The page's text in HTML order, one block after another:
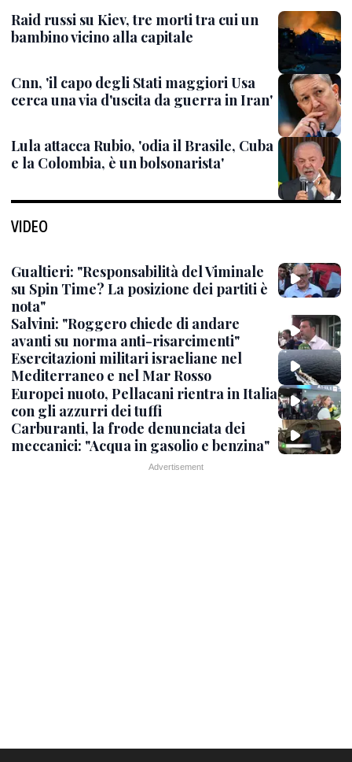
Raid russi su Kiev, tre morti tra cui un
bambino vicino alla capitale
Cnn, 'il capo degli Stati maggiori Usa
cerca una via d'uscita da guerra in Iran'
Lula attacca Rubio, 'odia il Brasile, Cuba
e la Colombia, è un bolsonarista'
VIDEO
Gualtieri: "Responsabilità del Viminale
su Spin Time? La posizione dei partiti è
nota"
Salvini: "Roggero chiede di andare
avanti su norma anti-risarcimenti"
Esercitazioni militari israeliane nel
Mediterraneo e nel Mar Rosso
Europei nuoto, Pellacani rientra in Italia
con gli azzurri dei tuffi
Carburanti, la frode denunciata dei
meccanici: "Acqua in gasolio e benzina"